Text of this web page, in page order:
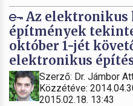
Az
építmények
október 1-jét
elektronikus
Szerző: Dr. Jámbor
Közzétéve:
2015.02.18. 13:43